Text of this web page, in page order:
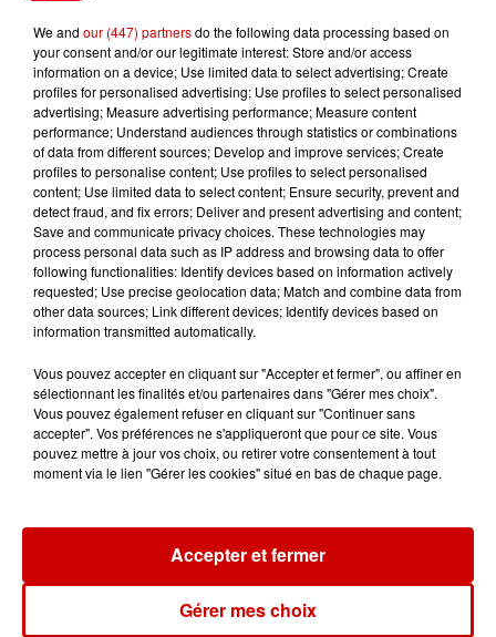
Gagnez vos entrées pour le
Musée du Sport Automobile au
Mans !
Alouette vous invite à
Futuroscope Xperiences !
Le Duel - Gagnez votre balade
en jet ski !
Newsletter
We and our (447) partnersdo the following data processing based on
your consent and/or our legitimate interest: Store and/or access
information on a device; Use limited data to select advertising; Create
profiles for personalised advertising; Use profiles to select personalised
advertising; Measure advertising performance; Measure content
performance; Understand audiences through statistics or combinations
of data from different sources; Develop and improve services; Create
profiles to personalise content; Use profiles to select personalised
content; Use limited data to select content; Ensure security, prevent and
detect fraud, and fix errors; Deliver and present advertising and content;
Save and communicate privacy choices. These technologies may
process personal data such as IP address and browsing data to offer
following functionalities: Identify devices based on information actively
requested; Use precise geolocation data; Match and combine data from
other data sources; Link different devices; Identify devices based on
information transmitted automatically.
Vous pouvez accepter en cliquant sur "Accepter et fermer", ou affiner en
sélectionnant les finalités et/ou partenaires dans "Gérer mes choix".
Vous pouvez également refuser en cliquant sur "Continuer sans
accepter". Vos préférences ne s'appliqueront que pour ce site. Vous
pouvez mettre à jour vos choix, ou retirer votre consentement à tout
moment via le lien "Gérer les cookies" situé en bas de chaque page.
Gérer mes choix
Accepter et fermer